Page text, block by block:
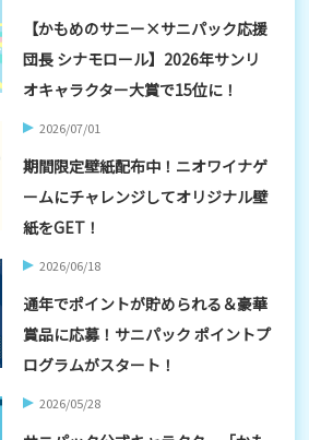
【かもめのサニー×サニパック応援
団長 シナモロール】2026年サンリ
オキャラクター大賞で15位に！
2026/07/01
期間限定壁紙配布中！ニオワイナゲ
ームにチャレンジしてオリジナル壁
紙をGET！
2026/06/18
通年でポイントが貯められる＆豪華
賞品に応募！サニパック ポイントプ
ログラムがスタート！
2026/05/28